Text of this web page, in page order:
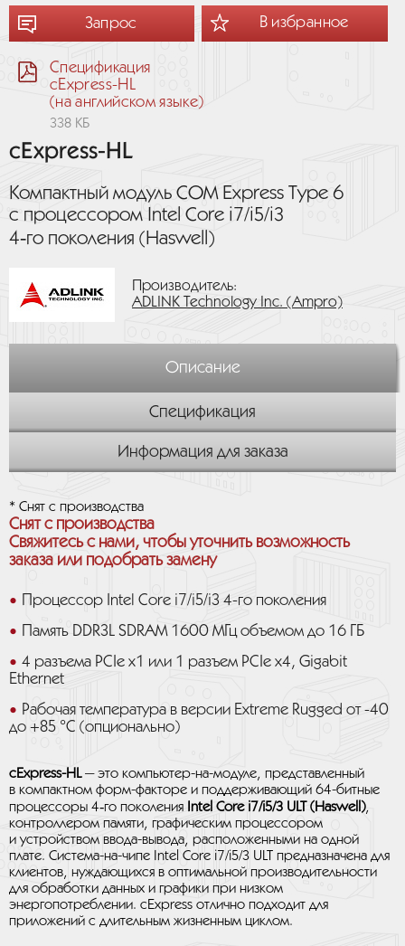
Запрос В избранное
Спецификация
cExpress-HL
(на английском языке)
338 КБ
cExpress-HL
Компактный модуль COM Express Type 6
с процессором Intel Core i7/i5/i3
4‑го поколения (Haswell)
Производитель:
ADLINK Technology Inc. (Ampro)
Описание
Спецификация
Информация для заказа
* Снят с производства
Снят с производства
Свяжитесь с нами, чтобы уточнить возможность
заказа или подобрать замену
Процессор Intel Core i7/i5/i3 4-го поколения
Память DDR3L SDRAM 1600 МГц объемом до 16 ГБ
4 разъема PCIe x1 или 1 разъем PCIe x4, Gigabit
Ethernet
Рабочая температура в версии Extreme Rugged от -40
до +85 °C (опционально)
cExpress-HL— это компьютер-на-модуле, представленный
в компактном форм-факторе и поддерживающий 64-битные
процессоры 4‑го поколения Intel Core i7/i5/3 ULT (Haswell),
контроллером памяти, графическим процессором
и устройством ввода-вывода, расположенными на одной
плате. Система-на-чипе Intel Core i7/i5/3 ULT предназначена для
клиентов, нуждающихся в оптимальной производительности
для обработки данных и графики при низком
энергопотреблении. cExpress отлично подходит для
приложений с длительным жизненным циклом.